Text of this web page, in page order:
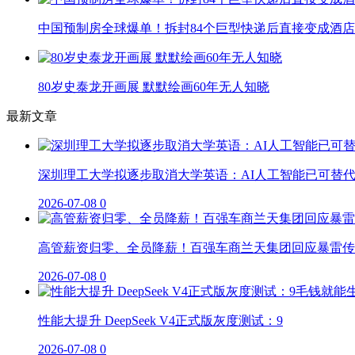
中国预制房全球爆单！拆封84个巨型快递后直接变成酒店
80岁史泰龙开画展 默默绘画60年无人知晓
最新文章
深圳理工大学拟逐步取消大学英语：AI人工智能已可替代
2026-07-08 0
高管薪资归零、全员降薪！百强车商兰天集团回应暴雷
2026-07-08 0
性能大提升 DeepSeek V4正式版灰度测试：9
2026-07-08 0